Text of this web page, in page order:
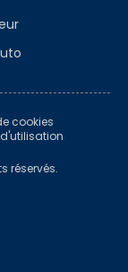
cookies
réservés.